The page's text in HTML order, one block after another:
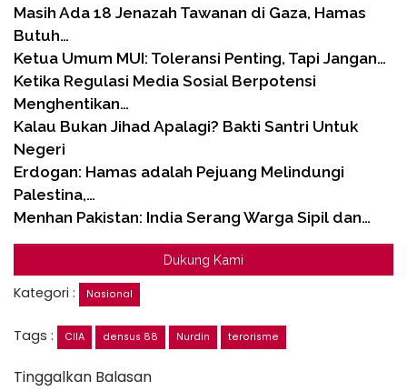
Masih Ada 18 Jenazah Tawanan di Gaza, Hamas
Butuh…
Ketua Umum MUI: Toleransi Penting, Tapi Jangan…
Ketika Regulasi Media Sosial Berpotensi
Menghentikan…
Kalau Bukan Jihad Apalagi? Bakti Santri Untuk
Negeri
Erdogan: Hamas adalah Pejuang Melindungi
Palestina,…
Menhan Pakistan: India Serang Warga Sipil dan…
Dukung Kami
Kategori : Nasional
Tags : CIIA densus 88 Nurdin terorisme
Tinggalkan Balasan